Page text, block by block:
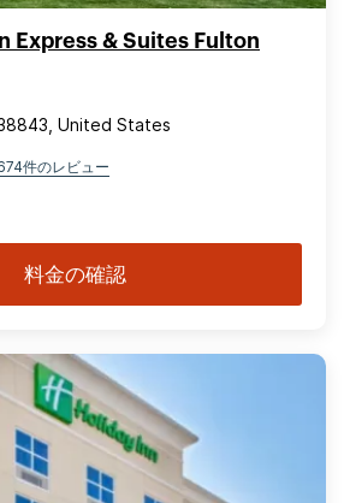
Express & Suites Fulton
United States
件のレビュー
料金の確認